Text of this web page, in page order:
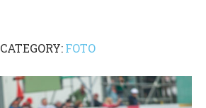
CATEGORY: FOTO